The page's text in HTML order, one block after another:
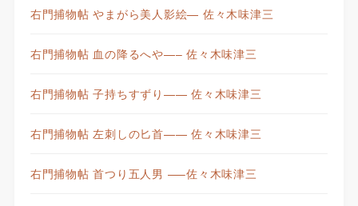
右門捕物帖 やまがら美人影絵— 佐々木味津三
右門捕物帖 血の降るへや—– 佐々木味津三
右門捕物帖 子持ちすずり—— 佐々木味津三
右門捕物帖 左刺しの匕首—— 佐々木味津三
右門捕物帖 首つり五人男 —–佐々木味津三